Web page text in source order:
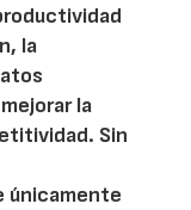
la
la
Sin
únicamente